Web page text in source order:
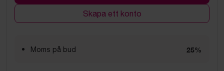
Skapa ett konto
Moms på bud 25%